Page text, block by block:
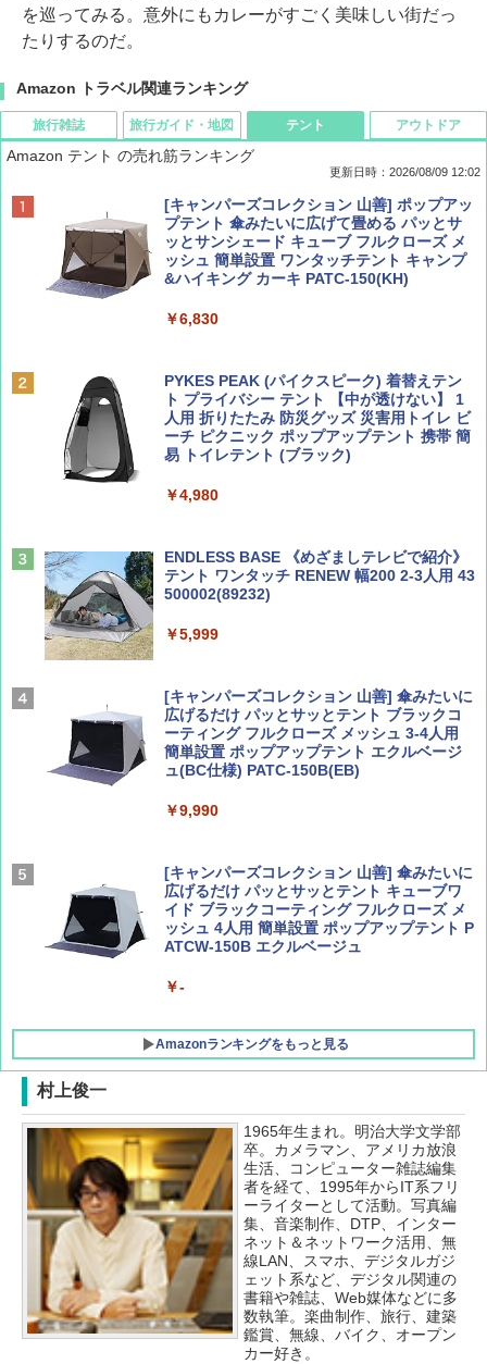
を巡ってみる。意外にもカレーがすごく美味しい街だっ
たりするのだ。
Amazon トラベル関連ランキング
旅行雑誌
BE-PAL(ビ-パル) 2026年 9 月号【特別付録:
SOTO ミニマル"旅"財布 ランダム2種】
￥1,500
￥713
AIRLINE（エアライン）2026年9月号【特
集】ボーイング110周年を祝して！
￥1,760
旅行ガイド・地図
地球の歩き方 スター・ウォーズ
￥2,695
￥2,079
球の歩き方A ヨーロッパ
ァキア 2026～2027 地球の歩き方A ヨーロッ
￥2,277
新しい日本地理 地図・統計・移動から読み
解く (講談社現代新書)
￥1,540
テント
Amazon テント の売れ筋ランキング
更新日時：2026/08/09 12:02
[キャンパーズコレクション 山善] ポップアッ
プテント 傘みたいに広げて畳める パッとサ
ッとサンシェード キューブ フルクローズ メ
ッシュ 簡単設置 ワンタッチテント キャンプ
&ハイキング カーキ PATC-150(KH)
￥6,830
PYKES PEAK (パイクスピーク) 着替えテン
ト プライバシー テント 【中が透けない】 1
人用 折りたたみ 防災グッズ 災害用トイレ ビ
ーチ ピクニック ポップアップテント 携帯 簡
易 トイレテント (ブラック)
￥4,980
ENDLESS BASE 《めざましテレビで紹介》
テント ワンタッチ RENEW 幅200 2-3人用 43
500002(89232)
￥5,999
[キャンパーズコレクション 山善] 傘みたいに
広げるだけ パッとサッとテント ブラックコ
ーティング フルクローズ メッシュ 3-4人用
簡単設置 ポップアップテント エクルベージ
ュ(BC仕様) PATC-150B(EB)
￥9,990
[キャンパーズコレクション 山善] 傘みたいに
広げるだけ パッとサッとテント キューブワ
イド ブラックコーティング フルクローズ メ
ッシュ 4人用 簡単設置 ポップアップテント P
ATCW-150B エクルベージュ
￥-
Amazonランキングをもっと見る
アウトドア
GRANDOOR ステンレス保冷剤 2個セット 2
026リニューアル 急速冷凍 空間倍増 衛生的
コンパクト 保冷力長持ち
￥2,980
DEWEL パラソル 大型 ビーチ アウトドアパ
ラソル ガーデン サイトシート付 折りたたみ
防水 UVカット 4段階高さ調整 軽量 収納袋付
き
村上俊一
1965年生まれ。明治大学文学部
卒。カメラマン、アメリカ放浪
生活、コンピューター雑誌編集
者を経て、1995年からIT系フリ
ーライターとして活動。写真編
集、音楽制作、DTP、インター
ネット＆ネットワーク活用、無
線LAN、スマホ、デジタルガジ
ェット系など、デジタル関連の
書籍や雑誌、Web媒体などに多
数執筆。楽曲制作、旅行、建築
鑑賞、無線、バイク、オープン
カー好き。